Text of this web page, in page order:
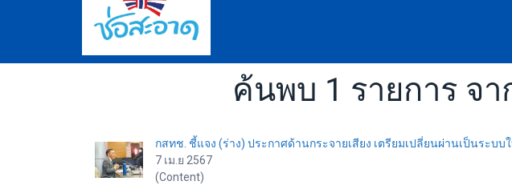
ค้นพบ 1 รายการ จ
กสทช. ชี้แจง (ร่าง) ประกาศด้านกระจายเสียง เตรียมเปลี่ยนผ่านเป็นระบ
7 เม.ย 2567
(Content)